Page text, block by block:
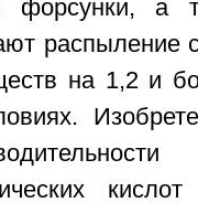
форсунки, а
распыление
на 1,2 и